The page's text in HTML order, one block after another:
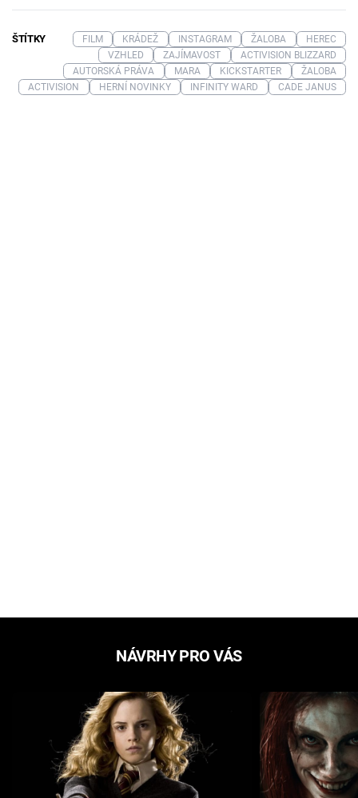
ŠTÍTKY FILM KRÁDEŽ INSTAGRAM ŽALOBA
HEREC
VZHLED
ZAJÍMAVOST
ACTIVISION BLIZZARD
AUTORSKÁ PRÁVA
MARA KICKSTARTER
ŽALOBA
ACTIVISION
HERNÍ NOVINKY INFINITY WARD CADE JANUS
NÁVRHY PRO VÁS